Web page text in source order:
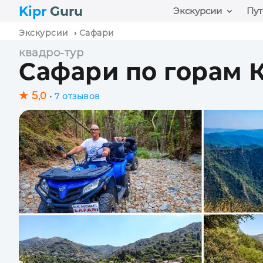
Kipr Guru Экскурсии
Экскурсии › Сафари
квадро-тур
Сафари по горам
★ 5,0 • 7 отзывов